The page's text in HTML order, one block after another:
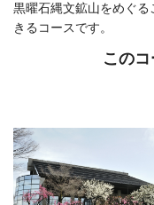
黒曜石縄文鉱山をめぐ
きるコースです。
この